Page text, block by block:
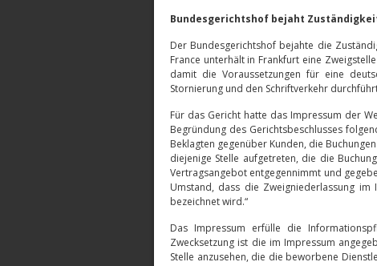
Bundesgerichtshof bejaht
Der Bundesgerichtshof bejahte die
France unterhält in Frankfurt eine
damit die Voraussetzungen für eine
Stornierung und den Schriftverkehr
Für das Gericht hatte das Impressum der
Begründung des Gerichtsbeschlusses
Beklagten gegenüber Kunden, die
diejenige Stelle aufgetreten, die die
Vertragsangebot entgegennimmt und
Umstand, dass die Zweigniederlassung im
bezeichnet wird.“
Das Impressum erfülle die
Zwecksetzung ist die im Impressum
Stelle anzusehen, die die beworbene